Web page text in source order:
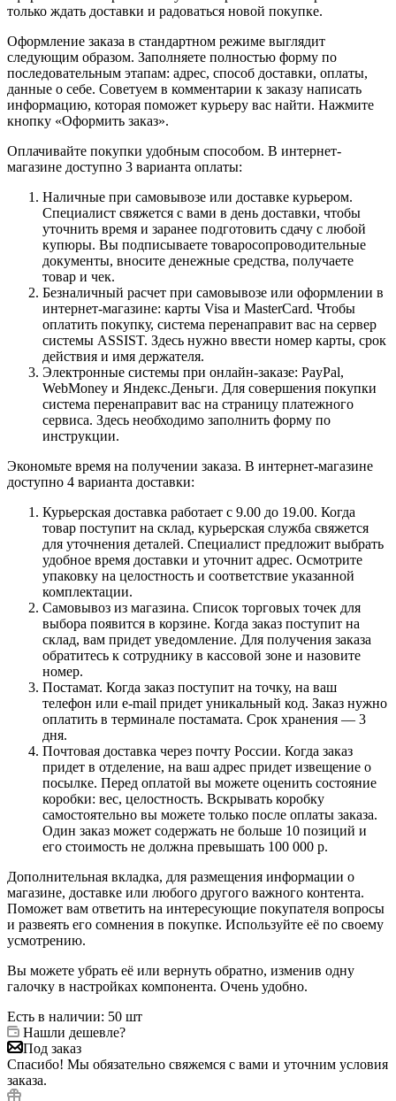
только ждать доставки и радоваться новой покупке.
Оформление заказа в стандартном режиме выглядит
следующим образом. Заполняете полностью форму по
последовательным этапам: адрес, способ доставки, оплаты,
данные о себе. Советуем в комментарии к заказу написать
информацию, которая поможет курьеру вас найти. Нажмите
кнопку «Оформить заказ».
Оплачивайте покупки удобным способом. В интернет-
магазине доступно 3 варианта оплаты:
Наличные при самовывозе или доставке курьером.
Специалист свяжется с вами в день доставки, чтобы
уточнить время и заранее подготовить сдачу с любой
купюры. Вы подписываете товаросопроводительные
документы, вносите денежные средства, получаете
товар и чек.
Безналичный расчет при самовывозе или оформлении в
интернет-магазине: карты Visa и MasterCard. Чтобы
оплатить покупку, система перенаправит вас на сервер
системы ASSIST. Здесь нужно ввести номер карты, срок
действия и имя держателя.
Электронные системы при онлайн-заказе: PayPal,
WebMoney и Яндекс.Деньги. Для совершения покупки
система перенаправит вас на страницу платежного
сервиса. Здесь необходимо заполнить форму по
инструкции.
Экономьте время на получении заказа. В интернет-магазине
доступно 4 варианта доставки:
Курьерская доставка работает с 9.00 до 19.00. Когда
товар поступит на склад, курьерская служба свяжется
для уточнения деталей. Специалист предложит выбрать
удобное время доставки и уточнит адрес. Осмотрите
упаковку на целостность и соответствие указанной
комплектации.
Самовывоз из магазина. Список торговых точек для
выбора появится в корзине. Когда заказ поступит на
склад, вам придет уведомление. Для получения заказа
обратитесь к сотруднику в кассовой зоне и назовите
номер.
Постамат. Когда заказ поступит на точку, на ваш
телефон или e-mail придет уникальный код. Заказ нужно
оплатить в терминале постамата. Срок хранения — 3
дня.
Почтовая доставка через почту России. Когда заказ
придет в отделение, на ваш адрес придет извещение о
посылке. Перед оплатой вы можете оценить состояние
коробки: вес, целостность. Вскрывать коробку
самостоятельно вы можете только после оплаты заказа.
Один заказ может содержать не больше 10 позиций и
его стоимость не должна превышать 100 000 р.
Дополнительная вкладка, для размещения информации о
магазине, доставке или любого другого важного контента.
Поможет вам ответить на интересующие покупателя вопросы
и развеять его сомнения в покупке. Используйте её по своему
усмотрению.
Вы можете убрать её или вернуть обратно, изменив одну
галочку в настройках компонента. Очень удобно.
Есть в наличии: 50 шт
Нашли дешевле?
Под заказ
Спасибо! Мы обязательно свяжемся с вами и уточним условия
заказа.